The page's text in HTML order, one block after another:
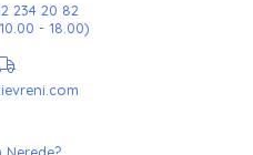
234 20 82
- 18.00)